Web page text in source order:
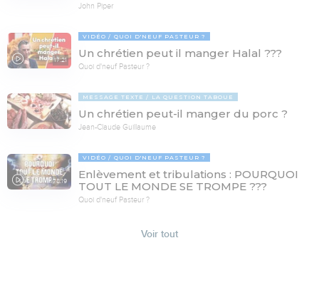
John Piper
17:21
VIDÉO QUOI D'NEUF PASTEUR ?
Un chrétien peut il manger Halal ???
Quoi d'neuf Pasteur ?
MESSAGE TEXTE LA QUESTION TABOUE
Un chrétien peut-il manger du porc ?
Jean-Claude Guillaume
78:19
VIDÉO QUOI D'NEUF PASTEUR ?
Enlèvement et tribulations : POURQUOI
TOUT LE MONDE SE TROMPE ???
Quoi d'neuf Pasteur ?
Voir tout